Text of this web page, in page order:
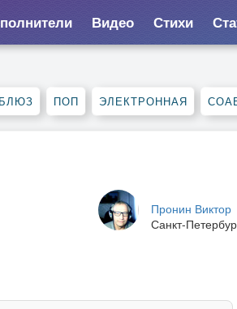
Видео Стихи
ПОП ЭЛЕКТРОННАЯ
Пронин Виктор
Санкт-